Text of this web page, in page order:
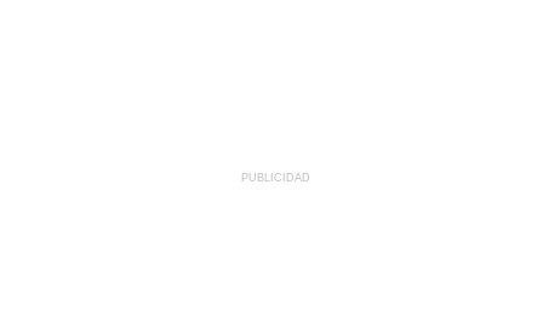
PUBLICIDAD